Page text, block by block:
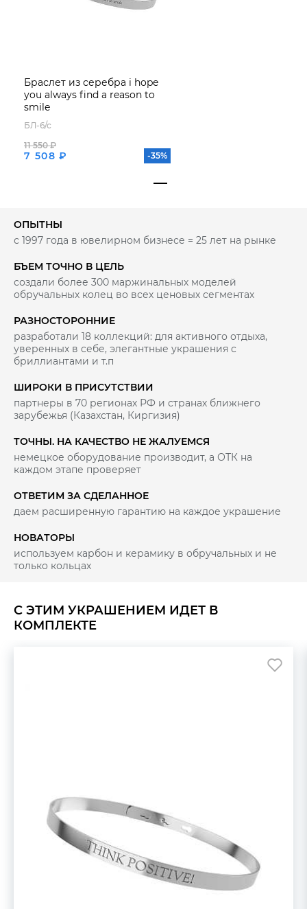
Браслет из серебра i hope
you always find a reason to
smile
БЛ-6/с
7 508 ₽
11 550 ₽
-35%
С ЭТИМ УКРАШЕНИЕМ ИДЕТ В
КОМПЛЕКТЕ
ОПЫТНЫ
с 1997 года в ювелирном бизнесе = 25 лет на рынке
БЪЕМ ТОЧНО В ЦЕЛЬ
создали более 300 маржинальных моделей
обручальных колец во всех ценовых сегментах
РАЗНОСТОРОННИЕ
разработали 18 коллекций: для активного отдыха,
уверенных в себе, элегантные украшения с
бриллиантами и т.п
ШИРОКИ В ПРИСУТСТВИИ
партнеры в 70 регионах РФ и странах ближнего
зарубежья (Казахстан, Киргизия)
ТОЧНЫ. НА КАЧЕСТВО НЕ ЖАЛУЕМСЯ
немецкое оборудование производит, а ОТК на
каждом этапе проверяет
ОТВЕТИМ ЗА СДЕЛАННОЕ
даем расширенную гарантию на каждое украшение
НОВАТОРЫ
используем карбон и керамику в обручальных и не
только кольцах